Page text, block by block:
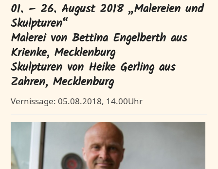
01. – 26. August 2018 „Malereien und
Skulpturen“
Malerei von Bettina Engelberth aus
Krienke, Mecklenburg
Skulpturen von Heike Gerling aus
Zahren, Mecklenburg
Vernissage: 05.08.2018, 14.00Uhr